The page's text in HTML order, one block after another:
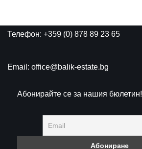
Телефон: +359 (0) 878 89 23 65
Email: office@balik-estate.bg
Абонирайте се за нашия бюлетин!